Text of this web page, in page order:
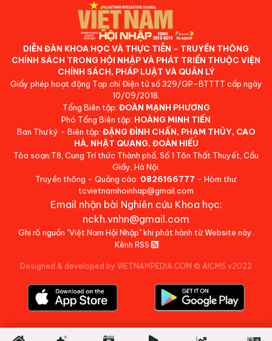
DIỄN ĐÀN KHOA HỌC VÀ THỰC TIỄN - TRUYỀN THÔNG
CHÍNH SÁCH TRONG HỘI NHẬP VÀ PHÁT TRIỂN THUỘC VIỆN
CHÍNH SÁCH, PHÁP LUẬT VÀ QUẢN LÝ
Giấy phép hoạt động Tạp chí Điện tử số 329/GP-BTTTT cấp ngày
10/09/2018.
Tổng Biên tập: ĐOÀN MẠNH PHƯƠNG
Phó Tổng Biên tập: HOÀNG MINH TIẾN
Ban Thư ký - Biên tập: ĐẶNG ĐÌNH CHẤN, PHẠM THỦY, CAO
HÀ, NHẬT QUANG, ĐOÀN HIẾU
Tòa soạn:T8, Cung Trí thức Thành phố, Số 1 Tôn Thất Thuyết, Cầu
Giấy, Hà Nội.
Truyền thông - Quảng cáo: 0826166777 - Hòm thư:
tcvietnamhoinhap@gmail.com
Email nhận bài Nghiên cứu Khoa học:
nckh.vnhn@gmail.com
Ghi rõ nguồn "Việt Nam Hội Nhập" khi phát hành từ Website này.
Kênh RSS
Designed & developed by VIETNAMPEDIA.COM © AICMS v2022